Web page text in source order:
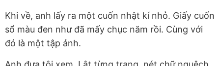
Khi về, anh lấy ra một cuốn nhật kí nhỏ. Giấy cuốn
sổ màu đen như đã mấy chục năm rồi. Cùng với
đó là một tập ảnh.